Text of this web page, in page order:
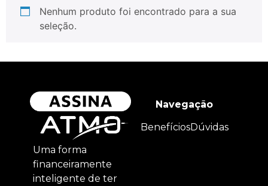
Nenhum produto foi encontrado para a sua
seleção.
Uma forma
financeiramente
inteligente de ter
Navegação
BenefíciosDúvidas